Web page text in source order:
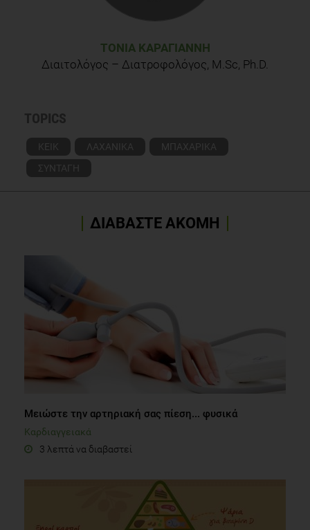
ΤΌΝΙΑ ΚΑΡΑΓΙΆΝΝΗ
Διαιτολόγος – Διατροφολόγος, M.Sc, Ph.D.
TOPICS
ΚΕΙΚ ΛΑΧΑΝΙΚΑ
ΜΠΑΧΑΡΙΚΑ
ΣΥΝΤΑΓΗ
ΔΙΑΒΑΣΤΕ ΑΚΟΜΗ
Μειώστε την αρτηριακή σας πίεση... φυσικά
Καρδιαγγειακά
3 λεπτά να διαβαστεί